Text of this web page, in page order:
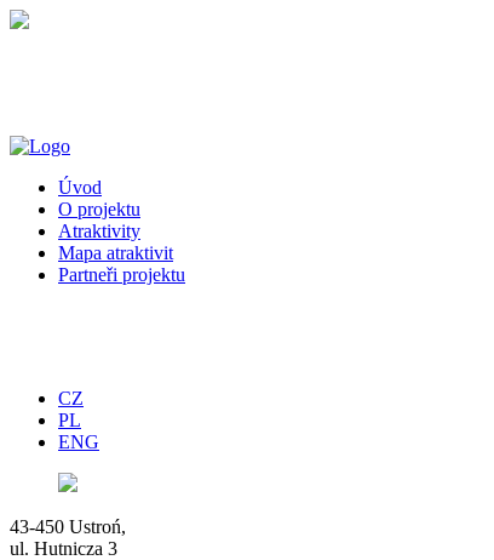
Úvod
O projektu
Atraktivity
Mapa atraktivit
Partneři projektu
CZ
PL
ENG
43-450 Ustroń,
ul. Hutnicza 3